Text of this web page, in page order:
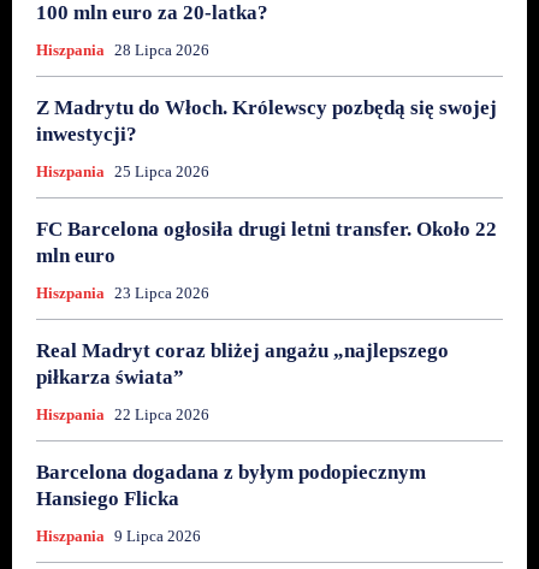
100 mln euro za 20-latka?
Hiszpania 28 Lipca 2026
Z Madrytu do Włoch. Królewscy pozbędą się swojej
inwestycji?
Hiszpania 25 Lipca 2026
FC Barcelona ogłosiła drugi letni transfer. Około 22
mln euro
Hiszpania 23 Lipca 2026
Real Madryt coraz bliżej angażu „najlepszego
piłkarza świata”
Hiszpania 22 Lipca 2026
Barcelona dogadana z byłym podopiecznym
Hansiego Flicka
Hiszpania 9 Lipca 2026